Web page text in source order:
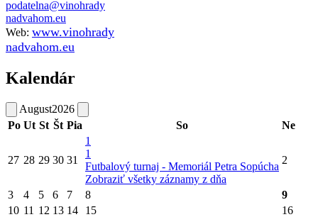
podatelna@vinohrady
nadvahom.eu
Web: www.vinohrady
nadvahom.eu
Kalendár
August2026
Po Ut St Št Pia So Ne
27 28 29 30 31
1
1
Futbalový turnaj - Memoriál Petra Sopúcha
Zobraziť všetky záznamy z dňa
2
3 4 5 6 7 8
9
10 11 12 13 14 15
16